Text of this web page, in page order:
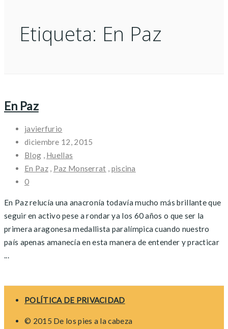
Etiqueta: En Paz
En Paz
javierfurio
diciembre 12, 2015
Blog , Huellas
En Paz, Paz Monserrat , piscina
0
En Paz relucía una anacronía todavía mucho más brillante que
seguir en activo pese a rondar ya los 60 años o que ser la
primera aragonesa medallista paralímpica cuando nuestro
país apenas amanecía en esta manera de entender y practicar
...
navigation
POLÍTICA DE PRIVACIDAD
© 2015 De los pies a la cabeza